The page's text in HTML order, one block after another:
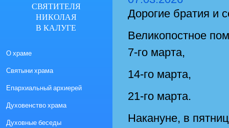
Дорогие братия и
Великопостное
7-го марта,
14-го марта,
21-го марта.
Накануне, в
СВЯТИТЕЛЯ
НИКОЛАЯ
В КАЛУГЕ
О храме
Святыни храма
Епархиальный архиерей
Духовенство храма
Духовные беседы